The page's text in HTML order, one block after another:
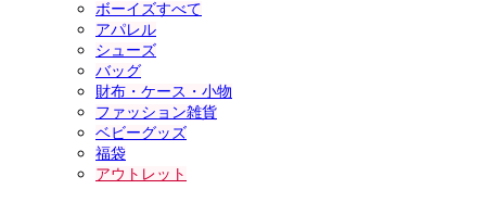
ボーイズすべて
アパレル
シューズ
バッグ
財布・ケース・小物
ファッション雑貨
ベビーグッズ
福袋
アウトレット